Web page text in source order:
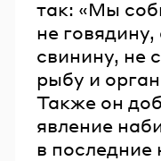
так: «Мы
не
свинину, не
рыбу и
Также он
явление
в последние